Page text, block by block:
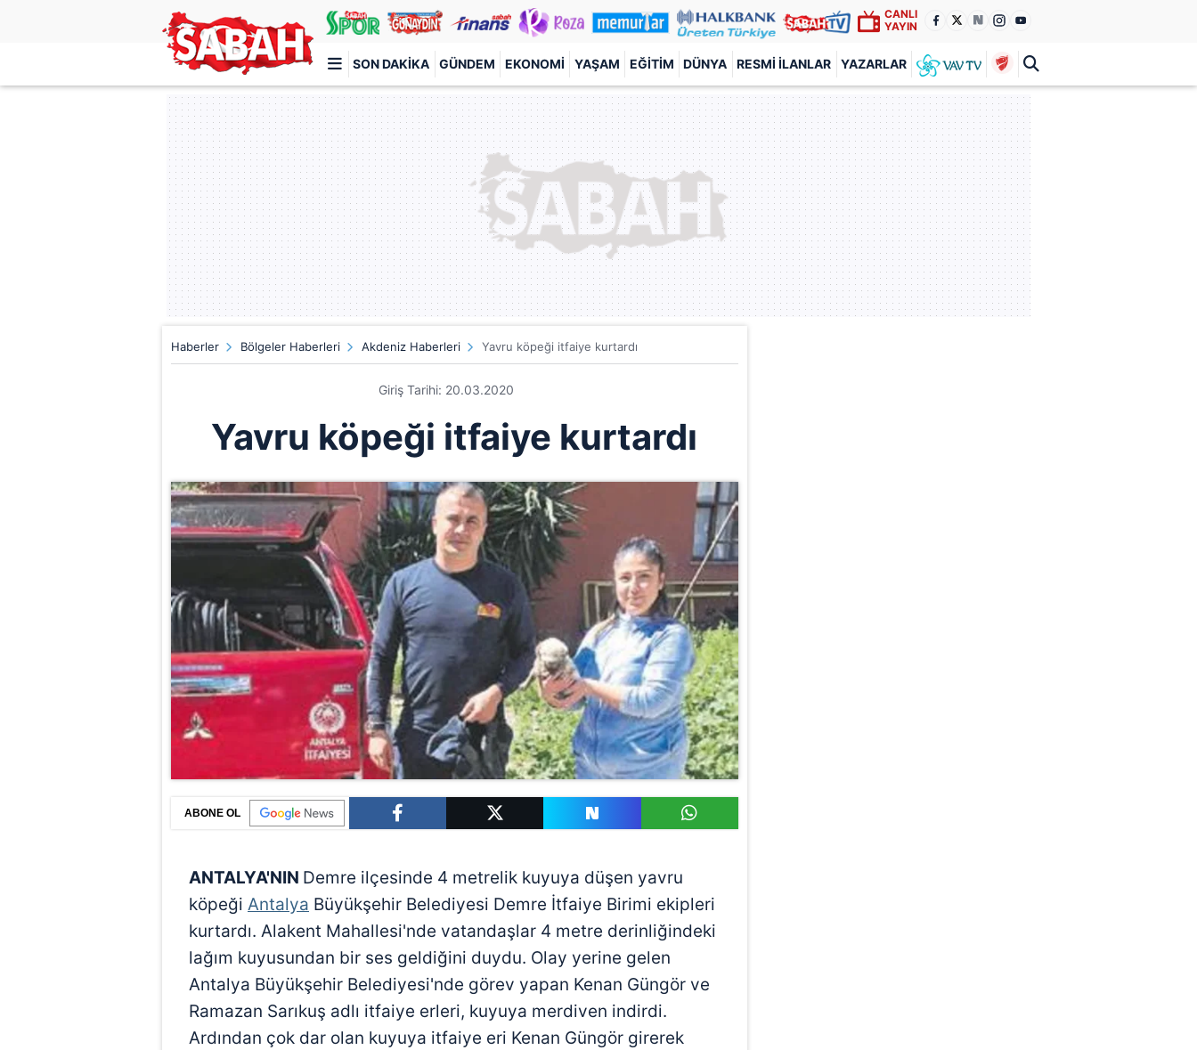
CANLI
YAYIN
SON DAKIKA GÜNDEM EKONOMI YAŞAM EĞITIM DÜNYA RESMI İLANLAR YAZARLAR
Türkiye'nin en iyi haber sitesi
Haberler Bölgeler Haberleri Akdeniz Haberleri Yavru köpeği itfaiye kurtardı
Giriş Tarihi: 20.03.2020
Yavru köpeği itfaiye kurtardı
ABONE OL
ANTALYA'NIN Demre ilçesinde 4 metrelik kuyuya düşen yavru
köpeği Antalya Büyükşehir Belediyesi Demre İtfaiye Birimi ekipleri
kurtardı. Alakent Mahallesi'nde vatandaşlar 4 metre derinliğindeki
lağım kuyusundan bir ses geldiğini duydu. Olay yerine gelen
Antalya Büyükşehir Belediyesi'nde görev yapan Kenan Güngör ve
Ramazan Sarıkuş adlı itfaiye erleri, kuyuya merdiven indirdi.
Ardından çok dar olan kuyuya itfaiye eri Kenan Güngör girerek